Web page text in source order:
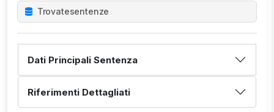
Trovatesentenze
Dati Principali Sentenza
Riferimenti Dettagliati